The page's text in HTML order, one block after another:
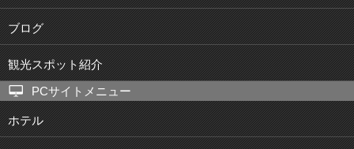
ブログ
観光スポット紹介
PCサイトメニュー
ホテル